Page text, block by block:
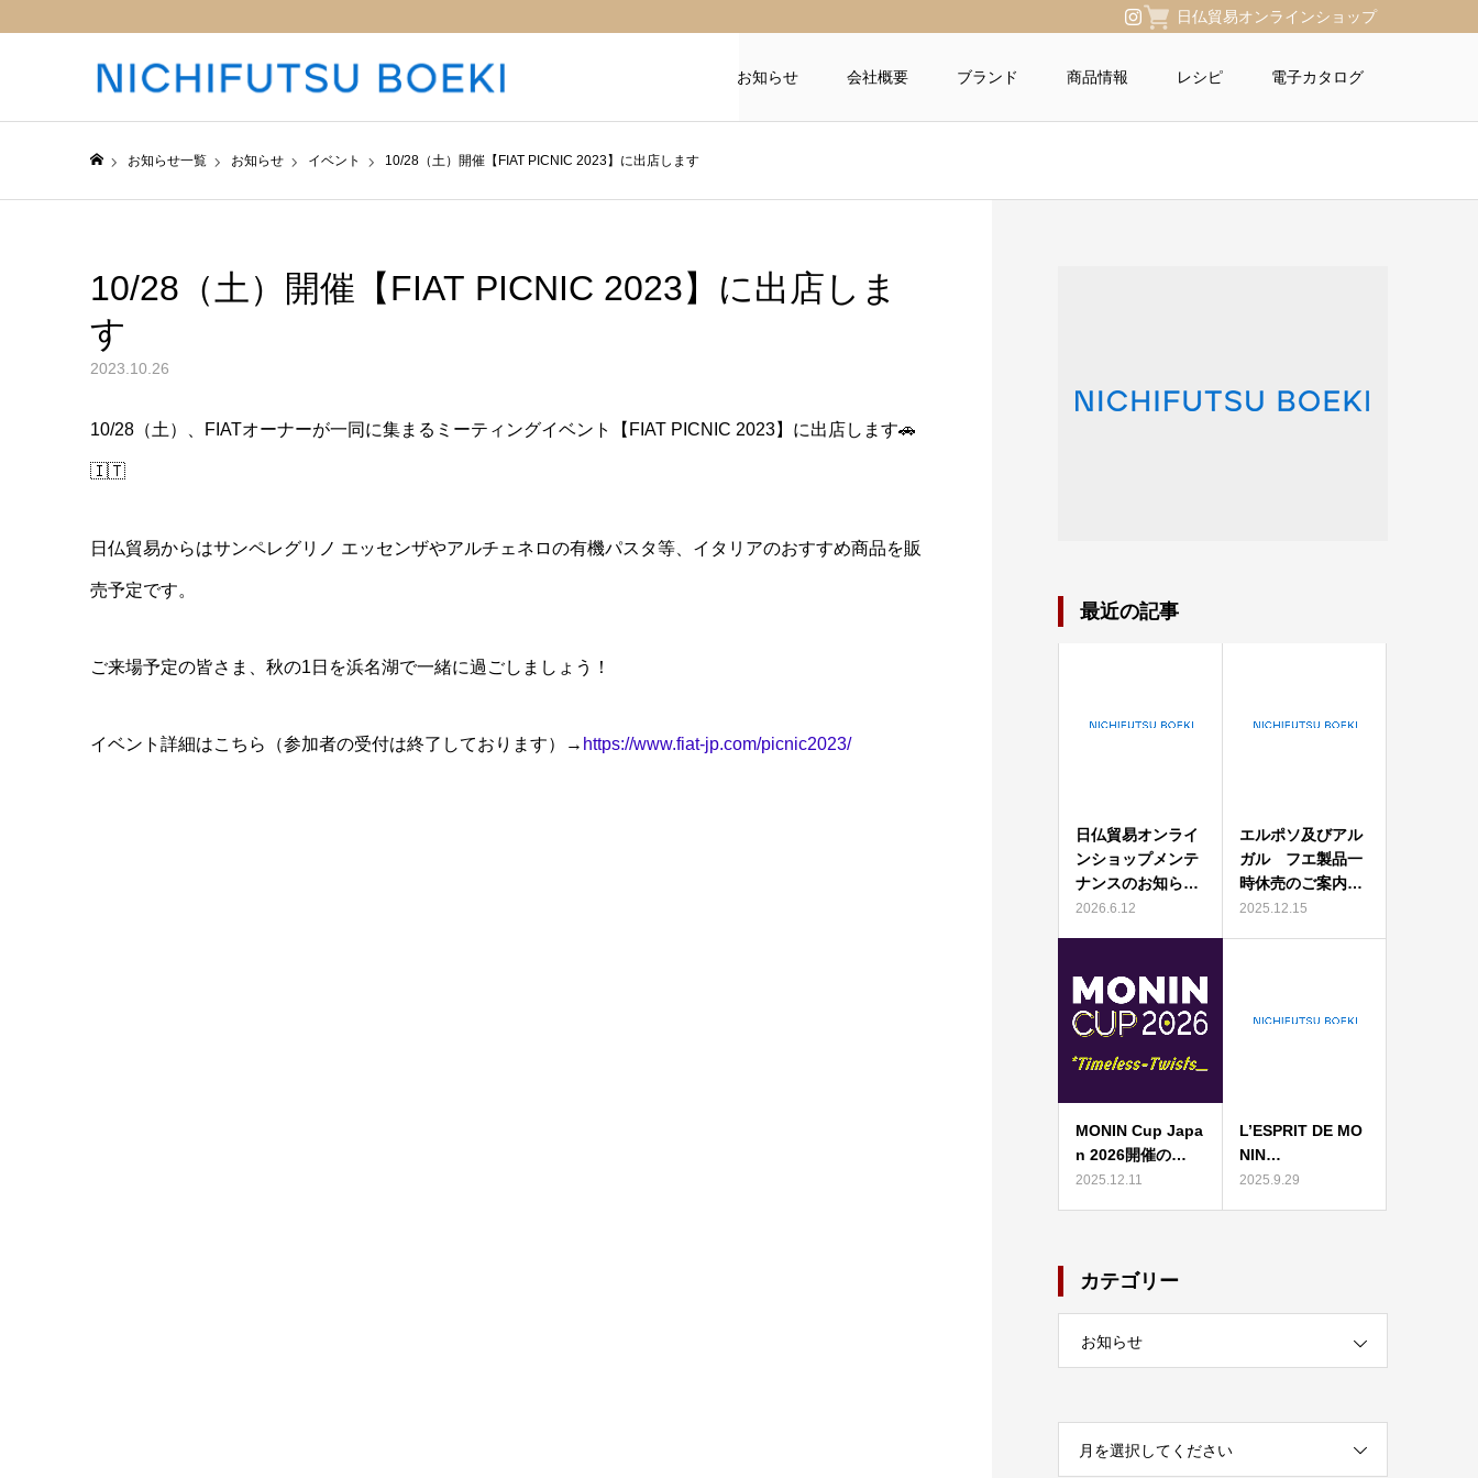
日仏貿易オンラインショップ
お知らせ 会社概要 ブランド 商品情報 レシピ 電子カタログ
お知らせ一覧 お知らせ イベント 10/28（土）開催【FIAT PICNIC 2023】に出店します
10/28（土）開催【FIAT PICNIC 2023】に出店しま
す
2023.10.26
10/28（土）、FIATオーナーが一同に集まるミーティングイベント【FIAT PICNIC 2023】に出店します🚗
🇮🇹
日仏貿易からはサンペレグリノ エッセンザやアルチェネロの有機パスタ等、イタリアのおすすめ商品を販
売予定です。
ご来場予定の皆さま、秋の1日を浜名湖で一緒に過ごしましょう！
イベント詳細はこちら（参加者の受付は終了しております）→ https://www.fiat-jp.com/picnic2023/
最近の記事
日仏貿易オンライ
ンショップメンテ
ナンスのお知ら…
2026.6.12
エルポソ及びアル
ガル フエ製品一
時休売のご案内…
2025.12.15
MONIN Cup Japa
n 2026開催の…
2025.12.11
L’ESPRIT DE MO
NIN…
2025.9.29
カテゴリー
お知らせ
月を選択してください